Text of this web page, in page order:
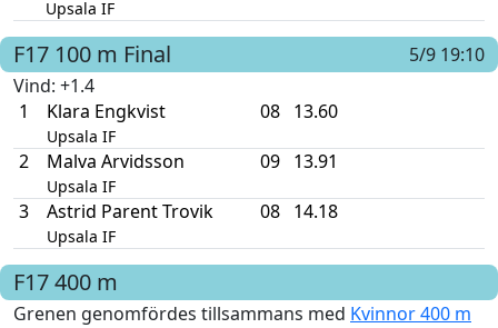
Upsala IF
F17 100 m Final
5/9 19:10
Vind: +1.4
1
Klara Engkvist
Upsala IF
08 13.60
2 Malva Arvidsson
Upsala IF
09 13.91
3 Astrid Parent Trovik
Upsala IF
08 14.18
F17400 m
Grenen genomfördes tillsammans med Kvinnor 400 m